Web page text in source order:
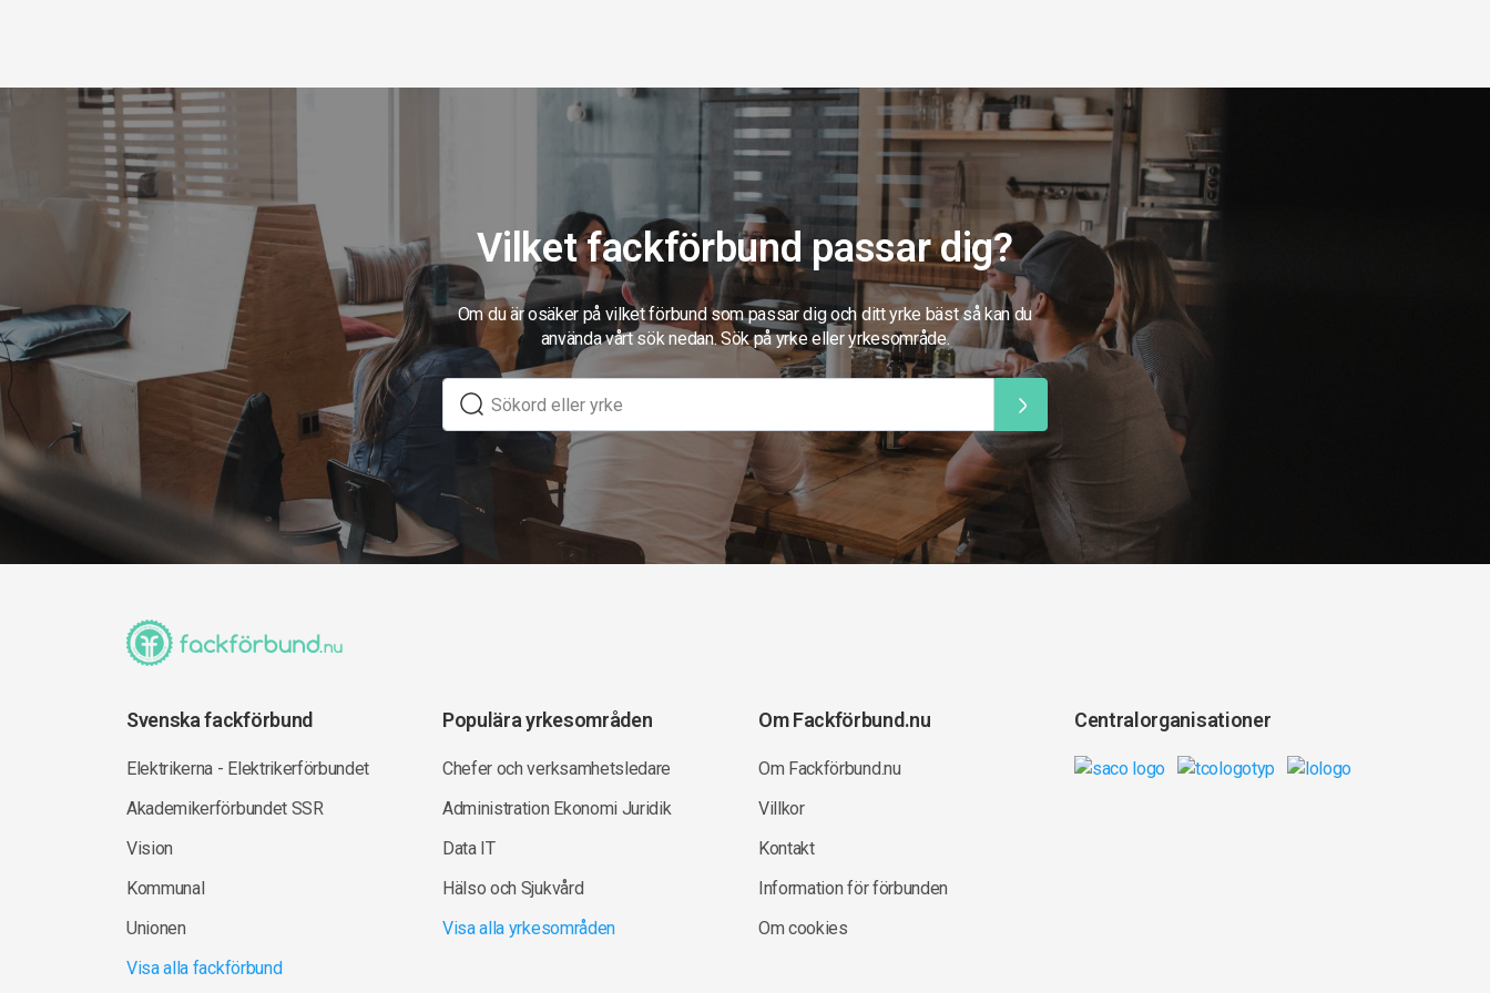
Vilket fackförbund passar dig?
Om du är osäker på vilket förbund som passar dig och ditt yrke bäst så kan du
använda vårt sök nedan. Sök på yrke eller yrkesområde.
Svenska fackförbund
Elektrikerna - Elektrikerförbundet
Akademikerförbundet SSR
Vision
Kommunal
Unionen
Visa alla fackförbund
Populära yrkesområden
Chefer och verksamhetsledare
Administration Ekonomi Juridik
Data IT
Hälso och Sjukvård
Visa alla yrkesområden
Om Fackförbund.nu
Om Fackförbund.nu
Villkor
Kontakt
Information för förbunden
Om cookies
Centralorganisationer